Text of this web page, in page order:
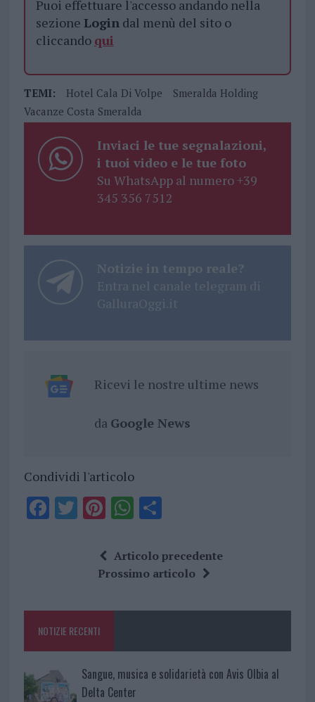
Puoi effettuare l'accesso andando nella
sezione Logindal menù del sito o
cliccando qui
TEMI: Hotel Cala Di Volpe
Smeralda Holding
Vacanze Costa Smeralda
Inviaci le tue segnalazioni,
i tuoi video e le tue foto
Su WhatsApp al numero +39
345 356 7512
Notizie in tempo reale?
Entra nel canale telegram di
GalluraOggi.it
Ricevi le nostre ultime news
da Google News
Condividi l'articolo
F
o
k
T Pi
te
re
W
at
s
p
p
S
a
re
Articolo precedente
Prossimo articolo
NOTIZIE RECENTI
Sangue, musica e solidarietà con Avis Olbia al
Delta Center